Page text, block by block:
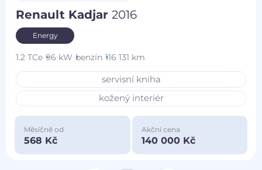
Renault Kadjar2016
Energy
1.2 TCe 96 kW benzín 116 131 km
servisní kniha
kožený interiér
Měsíčně od
568 Kč
Akční cena
140 000 Kč